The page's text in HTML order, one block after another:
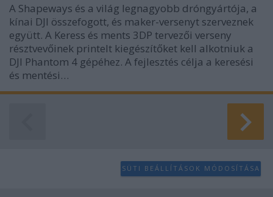
A Shapeways és a világ legnagyobb dróngyártója, a
kínai DJI összefogott, és maker-versenyt szerveznek
együtt. A Keress és ments 3DP tervezői verseny
résztvevőinek printelt kiegészítőket kell alkotniuk a
DJI Phantom 4 gépéhez. A fejlesztés célja a keresési
és mentési…
SÜTI BEÁLLÍTÁSOK MÓDOSÍTÁSA